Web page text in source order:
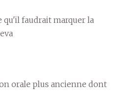
faudrait marquer la
orale plus ancienne dont